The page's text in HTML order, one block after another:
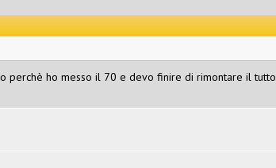
perchè ho messo il 70 e devo finire di rimontare il tutto